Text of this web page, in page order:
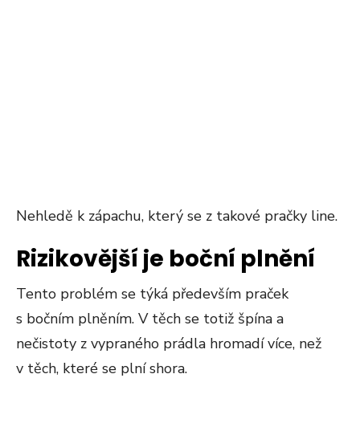
Nehledě k zápachu, který se z takové pračky line.
Rizikovější je boční plnění
Tento problém se týká především praček
s bočním plněním. V těch se totiž špína a
nečistoty z vypraného prádla hromadí více, než
v těch, které se plní shora.